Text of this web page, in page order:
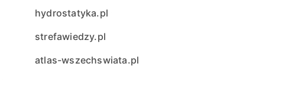
hydrostatyka.pl
strefawiedzy.pl
atlas-wszechswiata.pl